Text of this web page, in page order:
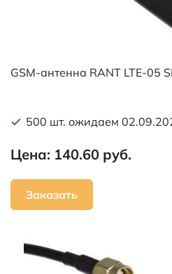
GSM-антенна RANT LTE-05
500 шт. ожидаем
Цена: 140.60 руб.
Заказать